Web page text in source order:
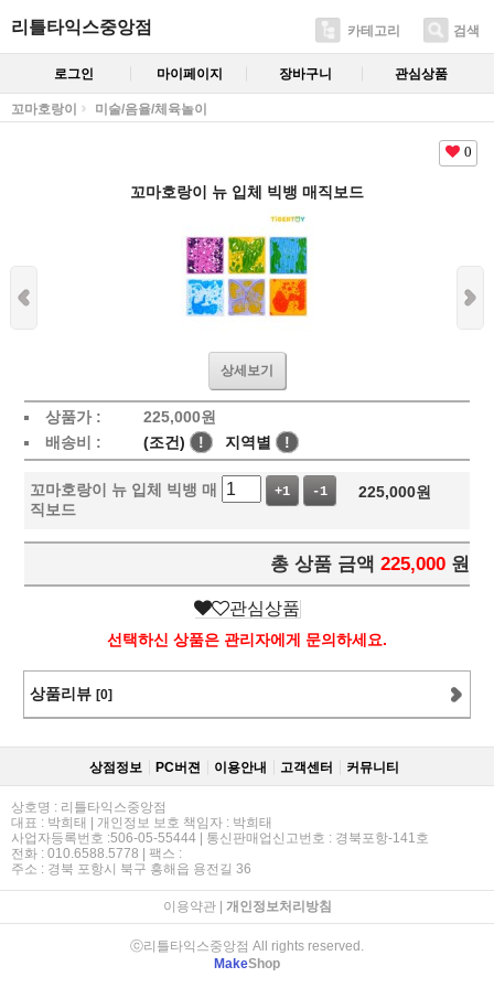
리틀타익스중앙점 카테고리 검색
로그인 마이페이지 장바구니 관심상품
꼬마호랑이 미술/음율/체육놀이
0
꼬마호랑이 뉴 입체 빅뱅 매직보드
상세보기
상품가 : 225,000원
배송비 :
(조건) ! 지역별 !
꼬마호랑이 뉴 입체 빅뱅 매
직보드
+1 -1 225,000원
총 상품 금액 225,000 원
관심상품
선택하신 상품은 관리자에게 문의하세요.
상품리뷰 [0]
상점정보 PC버젼 이용안내 고객센터 커뮤니티
상호명 : 리틀타익스중앙점
대표 : 박희태 | 개인정보 보호 책임자 : 박희태
사업자등록번호 :506-05-55444 | 통신판매업신고번호 : 경북포항-141호
전화 : 010.6588.5778 | 팩스 :
주소 : 경북 포항시 북구 흥해읍 용전길 36
이용약관| 개인정보처리방침
ⓒ리틀타익스중앙점 All rights reserved.
MakeShop